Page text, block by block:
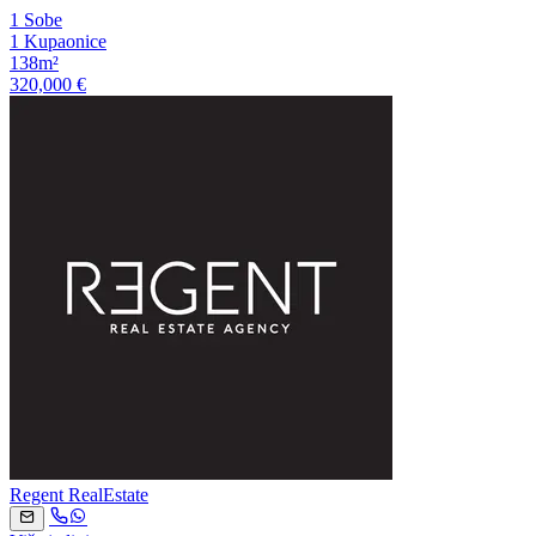
1 Sobe
1 Kupaonice
138m²
320,000 €
Regent RealEstate